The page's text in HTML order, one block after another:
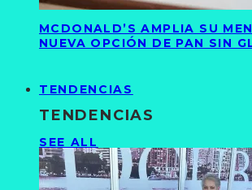
MCDONALD’S AMPLIA SU
NUEVA OPCIÓN DE PAN SIN
TENDENCIAS
TENDENCIAS
SEE ALL